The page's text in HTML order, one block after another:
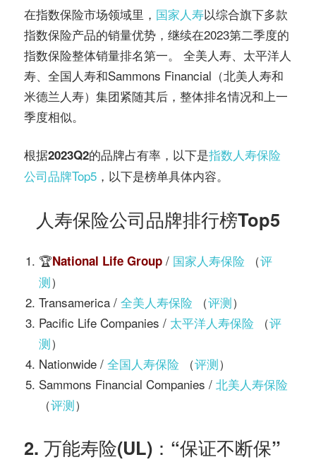
在指数保险市场领域里， 国家人寿以综合旗下多款
指数保险产品的销量优势，继续在2023第二季度的
指数保险整体销量排名第一。 全美人寿、太平洋人
寿、全国人寿和Sammons Financial（北美人寿和
米德兰人寿）集团紧随其后，整体排名情况和上一
季度相似。
根据2023Q2的品牌占有率 ，以下是指数人寿保险
公司品牌Top5 ，以下是榜单具体内容。
人寿保险公司品牌排行榜Top5
🏆National Life Group / 国家人寿保险 （评
测）
Transamerica /全美人寿保险 （评测）
Pacific Life Companies / 太平洋人寿保险 （评
测）
Nationwide /全国人寿保险 （评测）
Sammons Financial Companies /北美人寿保险
（评测）
2. 万能寿险(UL)：“保证不断保”